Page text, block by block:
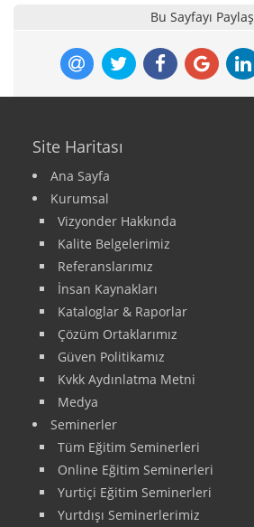
Bu Sayfayı Paylaş
Site Haritası
Ana Sayfa
Kurumsal
Vizyonder Hakkında
Kalite Belgelerimiz
Referanslarımız
İnsan Kaynakları
Kataloglar & Raporlar
Çözüm Ortaklarımız
Güven Politikamız
Kvkk Aydınlatma Metni
Medya
Seminerler
Tüm Eğitim Seminerleri
Online Eğitim Seminerleri
Yurtiçi Eğitim Seminerleri
Yurtdışı Seminerlerimiz